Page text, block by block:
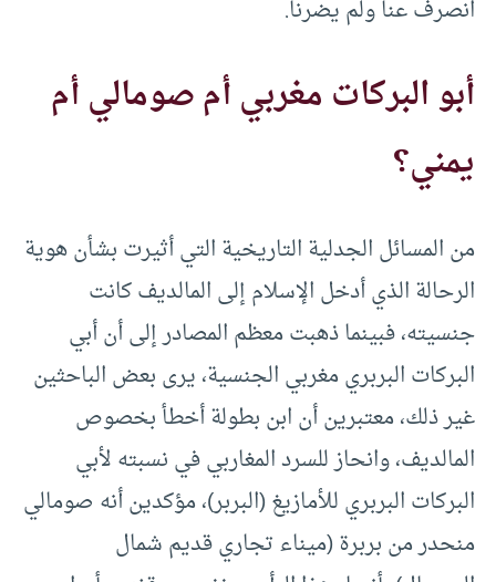
انصرف عنا ولم يضرنا.
أبو البركات مغربي أم صومالي أم
يمني؟
من المسائل الجدلية التاريخية التي أثيرت بشأن هوية
الرحالة الذي أدخل الإسلام إلى المالديف كانت
جنسيته، فبينما ذهبت معظم المصادر إلى أن أبي
البركات البربري مغربي الجنسية، يرى بعض الباحثين
غير ذلك، معتبرين أن ابن بطولة أخطأ بخصوص
المالديف، وانحاز للسرد المغاربي في نسبته لأبي
البركات البربري للأمازيغ (البربر)، مؤكدين أنه صومالي
منحدر من بربرة (ميناء تجاري قديم شمال